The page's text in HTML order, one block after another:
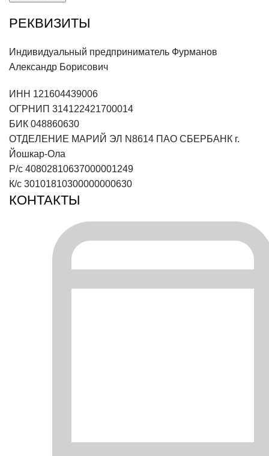
РЕКВИЗИТЫ
Индивидуальный предприниматель Фурманов
Александр Борисович
ИНН 121604439006
ОГРНИП 314122421700014
БИК 048860630
ОТДЕЛЕНИЕ МАРИЙ ЭЛ N8614 ПАО СБЕРБАНК г.
Йошкар-Ола
Р/с 40802810637000001249
К/с 30101810300000000630
КОНТАКТЫ